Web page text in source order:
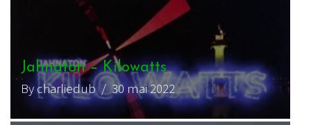
Jahnaton – Kilowatts
By charliedub/ 30 mai 2022